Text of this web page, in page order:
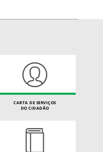
CARTA DE SERVIÇOS
DO CIDADÃO